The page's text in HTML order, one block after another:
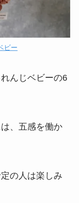
ビー
んじベビーの6
、五感を働か
の人は楽しみ